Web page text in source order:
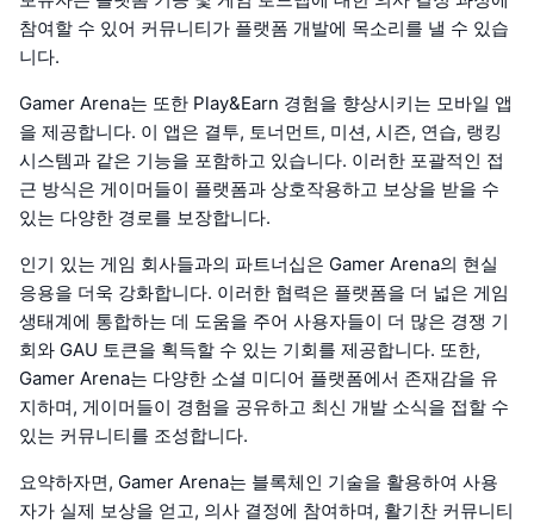
참여할 수 있어 커뮤니티가 플랫폼 개발에 목소리를 낼 수 있습
니다.
Gamer Arena는 또한 Play&Earn 경험을 향상시키는 모바일 앱
을 제공합니다. 이 앱은 결투, 토너먼트, 미션, 시즌, 연습, 랭킹
시스템과 같은 기능을 포함하고 있습니다. 이러한 포괄적인 접
근 방식은 게이머들이 플랫폼과 상호작용하고 보상을 받을 수
있는 다양한 경로를 보장합니다.
인기 있는 게임 회사들과의 파트너십은 Gamer Arena의 현실
응용을 더욱 강화합니다. 이러한 협력은 플랫폼을 더 넓은 게임
생태계에 통합하는 데 도움을 주어 사용자들이 더 많은 경쟁 기
회와 GAU 토큰을 획득할 수 있는 기회를 제공합니다. 또한,
Gamer Arena는 다양한 소셜 미디어 플랫폼에서 존재감을 유
지하며, 게이머들이 경험을 공유하고 최신 개발 소식을 접할 수
있는 커뮤니티를 조성합니다.
요약하자면, Gamer Arena는 블록체인 기술을 활용하여 사용
자가 실제 보상을 얻고, 의사 결정에 참여하며, 활기찬 커뮤니티